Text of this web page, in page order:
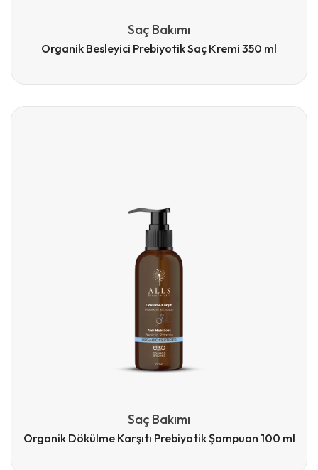
Saç Bakımı
Organik Besleyici Prebiyotik Saç Kremi 350 ml
Saç Bakımı
Organik Dökülme Karşıtı Prebiyotik Şampuan 100 ml